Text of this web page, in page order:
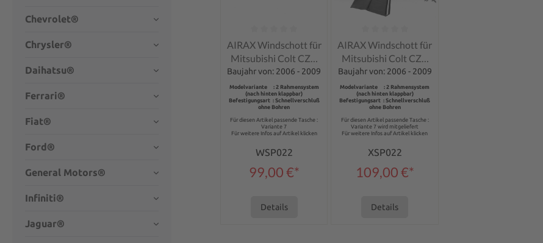
Chevrolet®
Chrysler®
Daihatsu®
Ferrari®
Fiat®
Ford®
General Motors®
Infiniti®
Jaguar®
Durchschnittliche Bewertung von 0 von 5 Sternen
AIRAX Windschott für
Mitsubishi Colt CZC
mit Schnellverschluss
Baujahr von: 2006 - 2009
Modelvariante : 2 Rahmensystem
(nach hinten klappbar)
Befestigungsart : Schnellverschluß
ohne Bohren
Für diesen Artikel passende Tasche :
Variante 7
Für weitere Infos auf Artikel klicken
WSP022
99,00 €*
Details
Durchschnittliche Bewertung von 0 von 5 Sternen
AIRAX Windschott für
Mitsubishi Colt CZC
mit Tasche
Baujahr von: 2006 - 2009
Modelvariante : 2 Rahmensystem
(nach hinten klappbar)
Befestigungsart : Schnellverschluß
ohne Bohren
Für diesen Artikel passende Tasche :
Variante 7 wird mitgeliefert
Für weitere Infos auf Artikel klicken
XSP022
109,00 €*
Details